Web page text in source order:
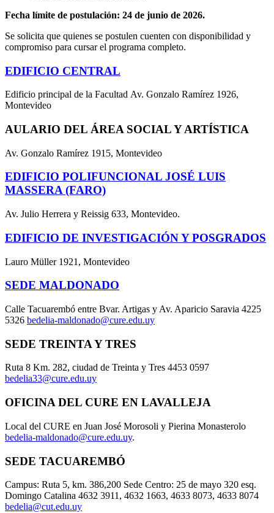
Fecha límite de postulación: 24 de junio de 2026.
Se solicita que quienes se postulen cuenten con disponibilidad y
compromiso para cursar el programa completo.
EDIFICIO CENTRAL
Edificio principal de la Facultad Av. Gonzalo Ramírez 1926,
Montevideo
AULARIO DEL ÁREA SOCIAL Y ARTÍSTICA
Av. Gonzalo Ramírez 1915, Montevideo
EDIFICIO POLIFUNCIONAL JOSÉ LUIS
MASSERA (FARO)
Av. Julio Herrera y Reissig 633, Montevideo.
EDIFICIO DE INVESTIGACIÓN Y POSGRADOS
Lauro Müller 1921, Montevideo
SEDE MALDONADO
Calle Tacuarembó entre Bvar. Artigas y Av. Aparicio Saravia 4225
5326 bedelia-maldonado@cure.edu.uy
SEDE TREINTA Y TRES
Ruta 8 Km. 282, ciudad de Treinta y Tres 4453 0597
bedelia33@cure.edu.uy
OFICINA DEL CURE EN LAVALLEJA
Local del CURE en Juan José Morosoli y Pierina Monasterolo
bedelia-maldonado@cure.edu.uy.
SEDE TACUAREMBÓ
Campus: Ruta 5, km. 386,200 Sede Centro: 25 de mayo 320 esq.
Domingo Catalina 4632 3911, 4632 1663, 4633 8073, 4633 8074
bedelia@cut.edu.uy